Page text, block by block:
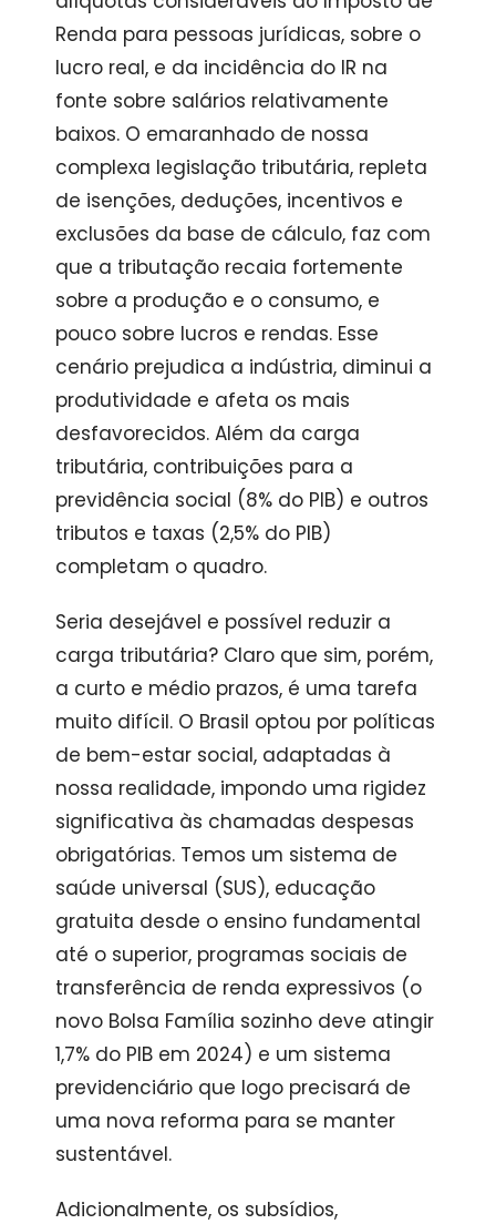
Renda para pessoas jurídicas, sobre o
lucro real, e da incidência do IR na
fonte sobre salários relativamente
baixos. O emaranhado de nossa
complexa legislação tributária, repleta
de isenções, deduções, incentivos e
exclusões da base de cálculo, faz com
que a tributação recaia fortemente
sobre a produção e o consumo, e
pouco sobre lucros e rendas. Esse
cenário prejudica a indústria, diminui a
produtividade e afeta os mais
desfavorecidos. Além da carga
tributária, contribuições para a
previdência social (8% do PIB) e outros
tributos e taxas (2,5% do PIB)
completam o quadro.
Seria desejável e possível reduzir a
carga tributária? Claro que sim, porém,
a curto e médio prazos, é uma tarefa
muito difícil. O Brasil optou por políticas
de bem-estar social, adaptadas à
nossa realidade, impondo uma rigidez
significativa às chamadas despesas
obrigatórias. Temos um sistema de
saúde universal (SUS), educação
gratuita desde o ensino fundamental
até o superior, programas sociais de
transferência de renda expressivos (o
novo Bolsa Família sozinho deve atingir
1,7% do PIB em 2024) e um sistema
previdenciário que logo precisará de
uma nova reforma para se manter
sustentável.
Adicionalmente, os subsídios,